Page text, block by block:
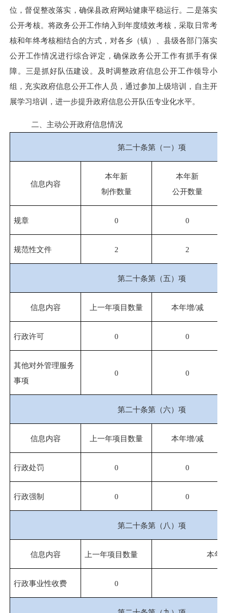
位，督促整改落实，确保县政府网站健康平稳运行。二是落实
公开考核。将政务公开工作纳入到年度绩效考核，采取日常考
核和年终考核相结合的方式，对各乡（镇）、县级各部门落实
公开工作情况进行综合评定 ，确保政务公开工作有抓手有保
障。三是抓好队伍建设。及时调整政府信息公开工作领导小
组 ，充实政府信息公开工作人员 ，通过参加上级培训，自主开
展学习培训，进一步提升政府信息公开队伍专业化水平。
二、主动公开政府信息情况
第二十条第（一）项
信息内容
本年新
制作数量
本年新
公开数量
规章 0 0
规范性文件 2 2
第二十条第（五）项
信息内容 上一年项目数量 本年增/减
行政许可 0 0
其他对外管理服务
事项
0 0
第二十条第（六）项
信息内容 上一年项目数量 本年增/减
行政处罚 0 0
行政强制 0 0
第二十条第（八）项
信息内容 上一年项目数量 本年
行政事业性收费 0